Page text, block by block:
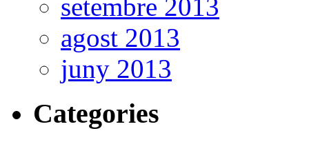
setembre 2013
agost 2013
juny 2013
Categories